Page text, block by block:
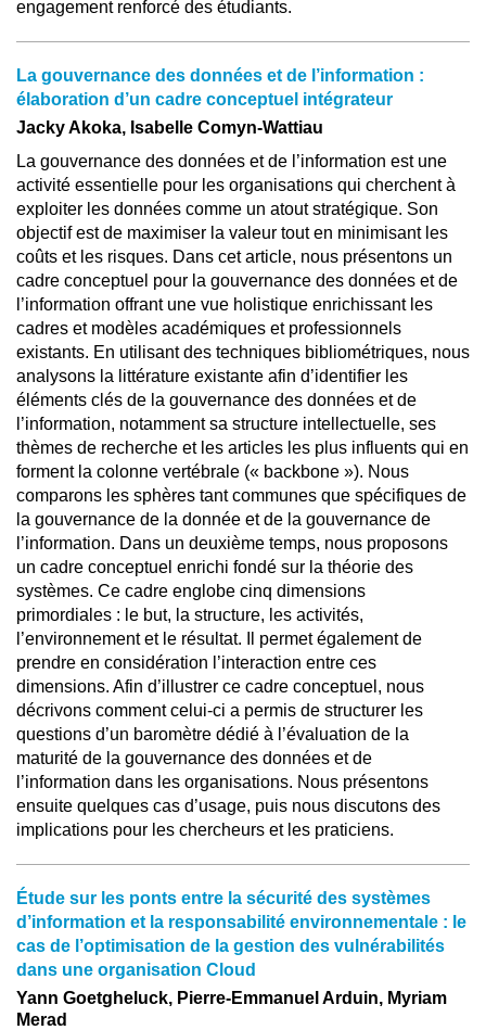
engagement renforcé des étudiants.
La gouvernance des données et de l’information :
élaboration d’un cadre conceptuel intégrateur
Jacky Akoka, Isabelle Comyn-Wattiau
La gouvernance des données et de l’information est une
activité essentielle pour les organisations qui cherchent à
exploiter les données comme un atout stratégique. Son
objectif est de maximiser la valeur tout en minimisant les
coûts et les risques. Dans cet article, nous présentons un
cadre conceptuel pour la gouvernance des données et de
l’information offrant une vue holistique enrichissant les
cadres et modèles académiques et professionnels
existants. En utilisant des techniques bibliométriques, nous
analysons la littérature existante afin d’identifier les
éléments clés de la gouvernance des données et de
l’information, notamment sa structure intellectuelle, ses
thèmes de recherche et les articles les plus influents qui en
forment la colonne vertébrale (« backbone »). Nous
comparons les sphères tant communes que spécifiques de
la gouvernance de la donnée et de la gouvernance de
l’information. Dans un deuxième temps, nous proposons
un cadre conceptuel enrichi fondé sur la théorie des
systèmes. Ce cadre englobe cinq dimensions
primordiales : le but, la structure, les activités,
l’environnement et le résultat. Il permet également de
prendre en considération l’interaction entre ces
dimensions. Afin d’illustrer ce cadre conceptuel, nous
décrivons comment celui-ci a permis de structurer les
questions d’un baromètre dédié à l’évaluation de la
maturité de la gouvernance des données et de
l’information dans les organisations. Nous présentons
ensuite quelques cas d’usage, puis nous discutons des
implications pour les chercheurs et les praticiens.
Étude sur les ponts entre la sécurité des systèmes
d’information et la responsabilité environnementale : le
cas de l’optimisation de la gestion des vulnérabilités
dans une organisation Cloud
Yann Goetgheluck, Pierre-Emmanuel Arduin, Myriam
Merad